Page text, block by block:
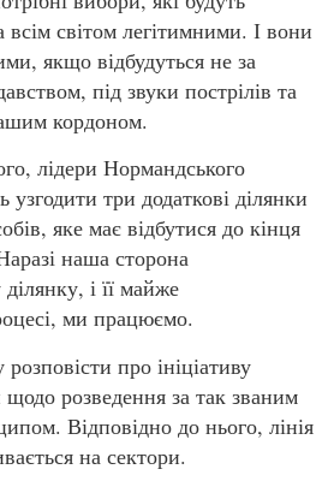
всім світом легітимними. І вони
якщо відбудуться не за
під звуки пострілів та
кордоном.
Нормандського
три додаткові ділянки
яке має відбутися до кінця
наша сторона
і її майже
ми працюємо.
про ініціативу
щодо розведення за так званим
Відповідно до нього, лінія
на сектори.